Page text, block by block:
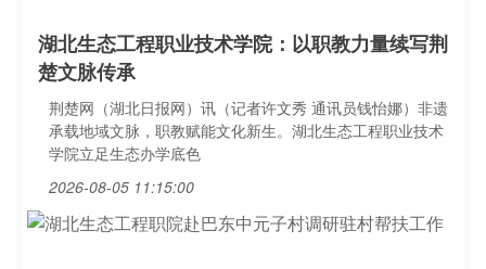
湖北生态工程职业技术学院：以职教力量续写荆
楚文脉传承
荆楚网（湖北日报网）讯（记者许文秀 通讯员钱怡娜）非遗
承载地域文脉，职教赋能文化新生。湖北生态工程职业技术
学院立足生态办学底色
2026-08-05 11:15:00